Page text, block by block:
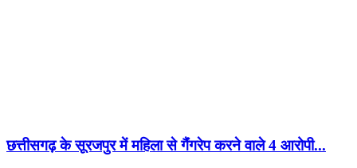
छत्तीसगढ़ के सूरजपुर में महिला से गैंंगरेप करने वाले 4 आरोपी...